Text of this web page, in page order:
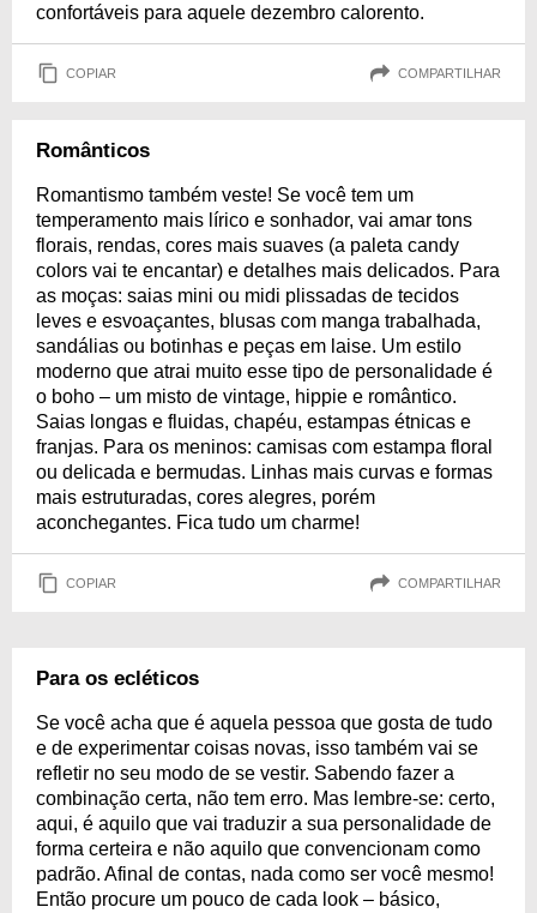
confortáveis para aquele dezembro calorento.
COPIAR COMPARTILHAR
Românticos
Romantismo também veste! Se você tem um
temperamento mais lírico e sonhador, vai amar tons
florais, rendas, cores mais suaves (a paleta candy
colors vai te encantar) e detalhes mais delicados. Para
as moças: saias mini ou midi plissadas de tecidos
leves e esvoaçantes, blusas com manga trabalhada,
sandálias ou botinhas e peças em laise. Um estilo
moderno que atrai muito esse tipo de personalidade é
o boho – um misto de vintage, hippie e romântico.
Saias longas e fluidas, chapéu, estampas étnicas e
franjas. Para os meninos: camisas com estampa floral
ou delicada e bermudas. Linhas mais curvas e formas
mais estruturadas, cores alegres, porém
aconchegantes. Fica tudo um charme!
COPIAR COMPARTILHAR
Para os ecléticos
Se você acha que é aquela pessoa que gosta de tudo
e de experimentar coisas novas, isso também vai se
refletir no seu modo de se vestir. Sabendo fazer a
combinação certa, não tem erro. Mas lembre-se: certo,
aqui, é aquilo que vai traduzir a sua personalidade de
forma certeira e não aquilo que convencionam como
padrão. Afinal de contas, nada como ser você mesmo!
Então procure um pouco de cada look – básico,